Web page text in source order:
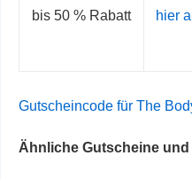
bis 50 % Rabatt hier
Gutscheincode für The
Ähnliche Gutscheine und